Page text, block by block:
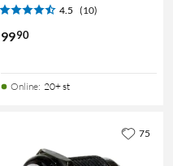
4.5 (10)
9990
Online: 20+ st
75